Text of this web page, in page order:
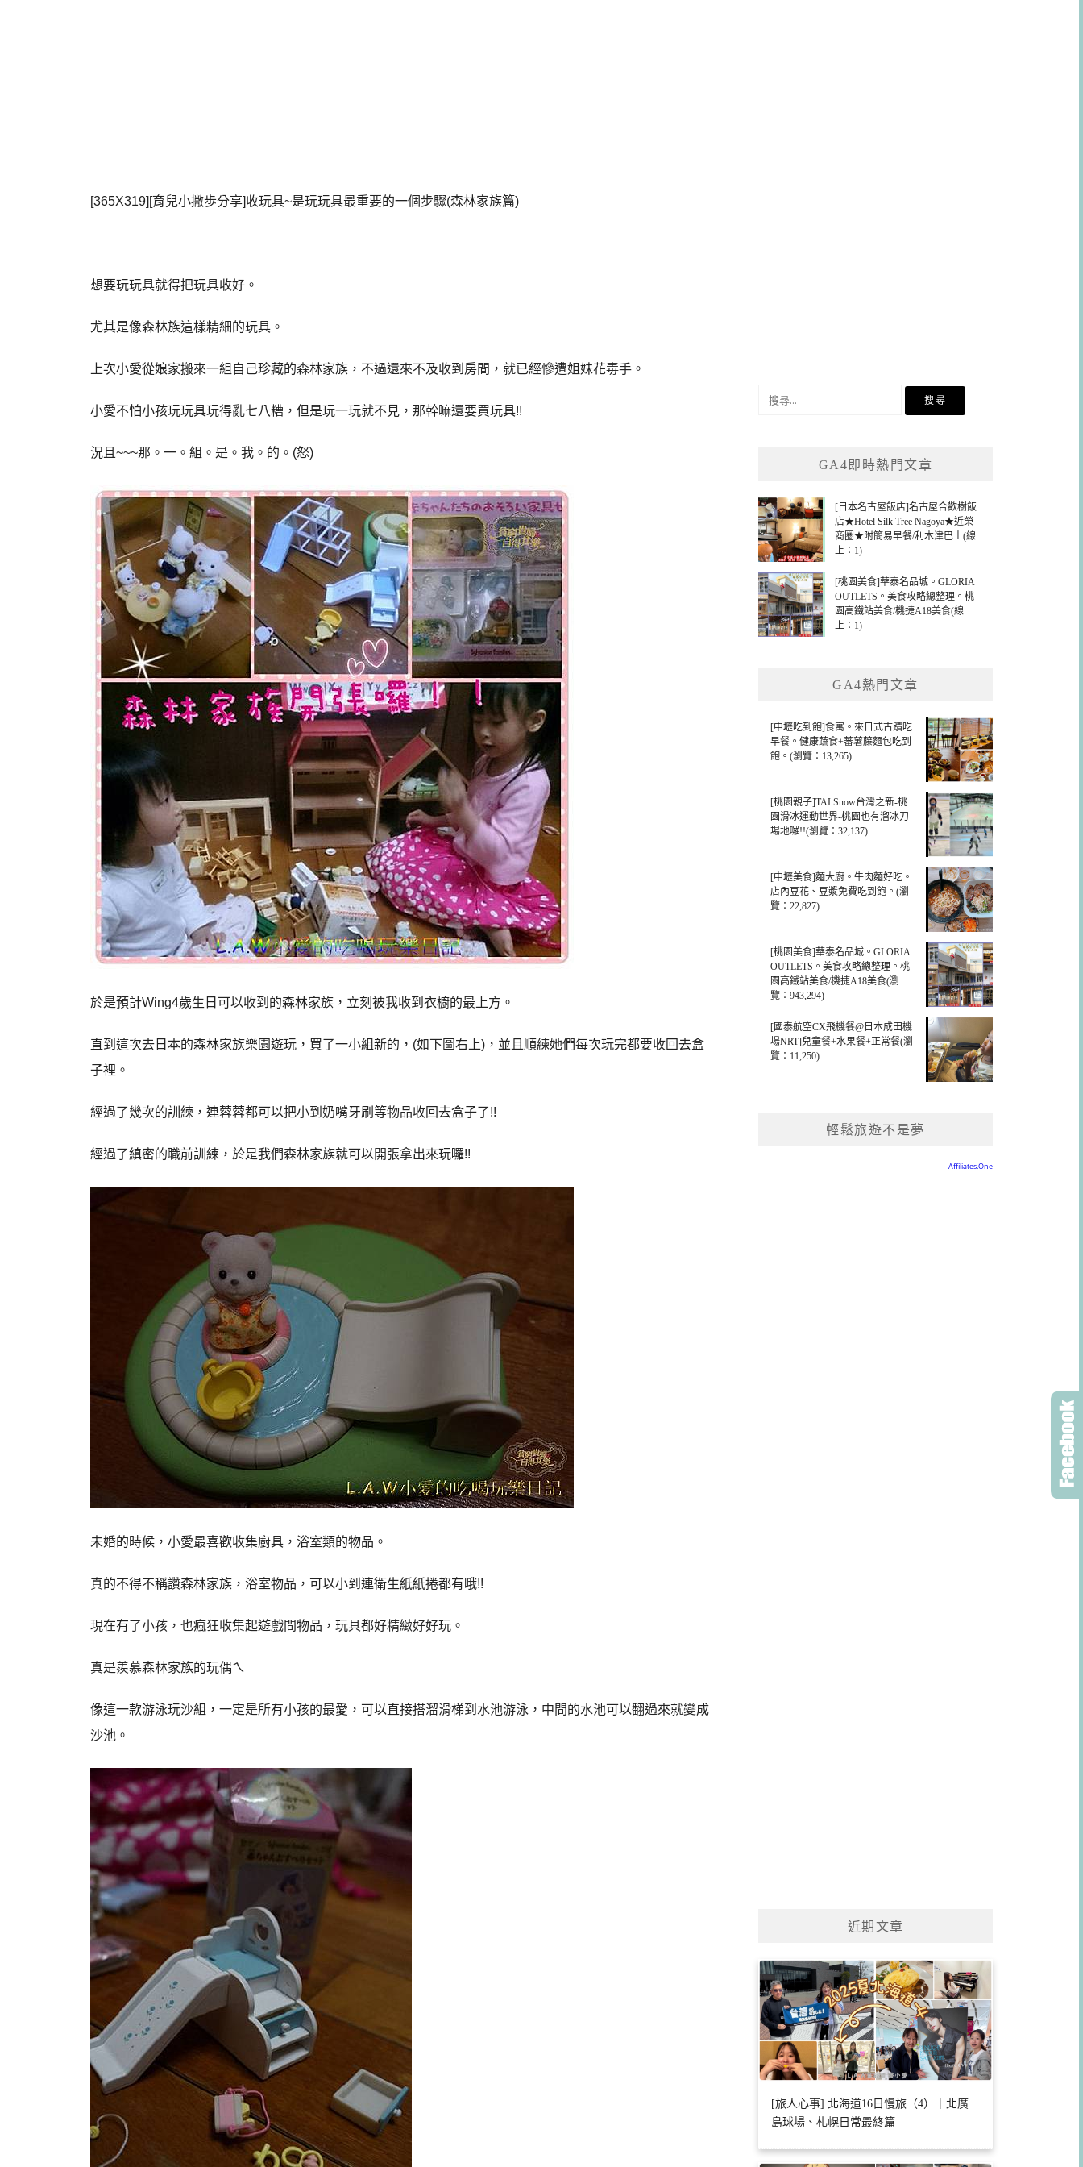
[365X319][育兒小撇歩分享]收玩具~是玩玩具最重要的一個步驟(森林家族篇)
想要玩玩具就得把玩具收好。
尤其是像森林族這樣精細的玩具。
上次小愛從娘家搬來一組自己珍藏的森林家族，不過還來不及收到房間，就已經慘遭姐妹花毒手。
小愛不怕小孩玩玩具玩得亂七八糟，但是玩一玩就不見，那幹嘛還要買玩具!!
況且~~~那。一。組。是。我。的。(怒)
於是預計Wing4歲生日可以收到的森林家族，立刻被我收到衣櫥的最上方。
直到這次去日本的森林家族樂園遊玩，買了一小組新的，(如下圖右上)，並且順練她們每次玩完都要收回去盒
子裡。
經過了幾次的訓練，連蓉蓉都可以把小到奶嘴牙刷等物品收回去盒子了!!
經過了縝密的職前訓練，於是我們森林家族就可以開張拿出來玩囉!!
未婚的時候，小愛最喜歡收集廚具，浴室類的物品。
真的不得不稱讚森林家族，浴室物品，可以小到連衛生紙紙捲都有哦!!
現在有了小孩，也瘋狂收集起遊戲間物品，玩具都好精緻好好玩。
真是羨慕森林家族的玩偶ㄟ
像這一款游泳玩沙組，一定是所有小孩的最愛，可以直接搭溜滑梯到水池游泳，中間的水池可以翻過來就變成
沙池。
GA4即時熱門文章
[日本名古屋飯店]名古屋合歡樹飯
店★Hotel Silk Tree Nagoya★近榮
商圈★附簡易早餐/利木津巴士(線
上：1)
[桃園美食]華泰名品城。GLORIA
OUTLETS。美食攻略總整理。桃
園高鐵站美食/機捷A18美食(線
上：1)
GA4熱門文章
[中壢吃到飽]食寓。來日式古蹟吃
早餐。健康蔬食+蕃薯藤麵包吃到
飽。(瀏覽：13,265)
[桃園親子]TAI Snow台灣之新-桃
園滑冰運動世界-桃園也有溜冰刀
場地囉!!(瀏覽：32,137)
[中壢美食]麵大廚。牛肉麵好吃。
店內豆花、豆漿免費吃到飽。(瀏
覽：22,827)
[桃園美食]華泰名品城。GLORIA
OUTLETS。美食攻略總整理。桃
園高鐵站美食/機捷A18美食(瀏
覽：943,294)
[國泰航空CX飛機餐@日本成田機
場NRT]兒童餐+水果餐+正常餐(瀏
覽：11,250)
輕鬆旅遊不是夢
近期文章
[旅人心事] 北海道16日慢旅（4）｜北廣
島球場、札幌日常最終篇